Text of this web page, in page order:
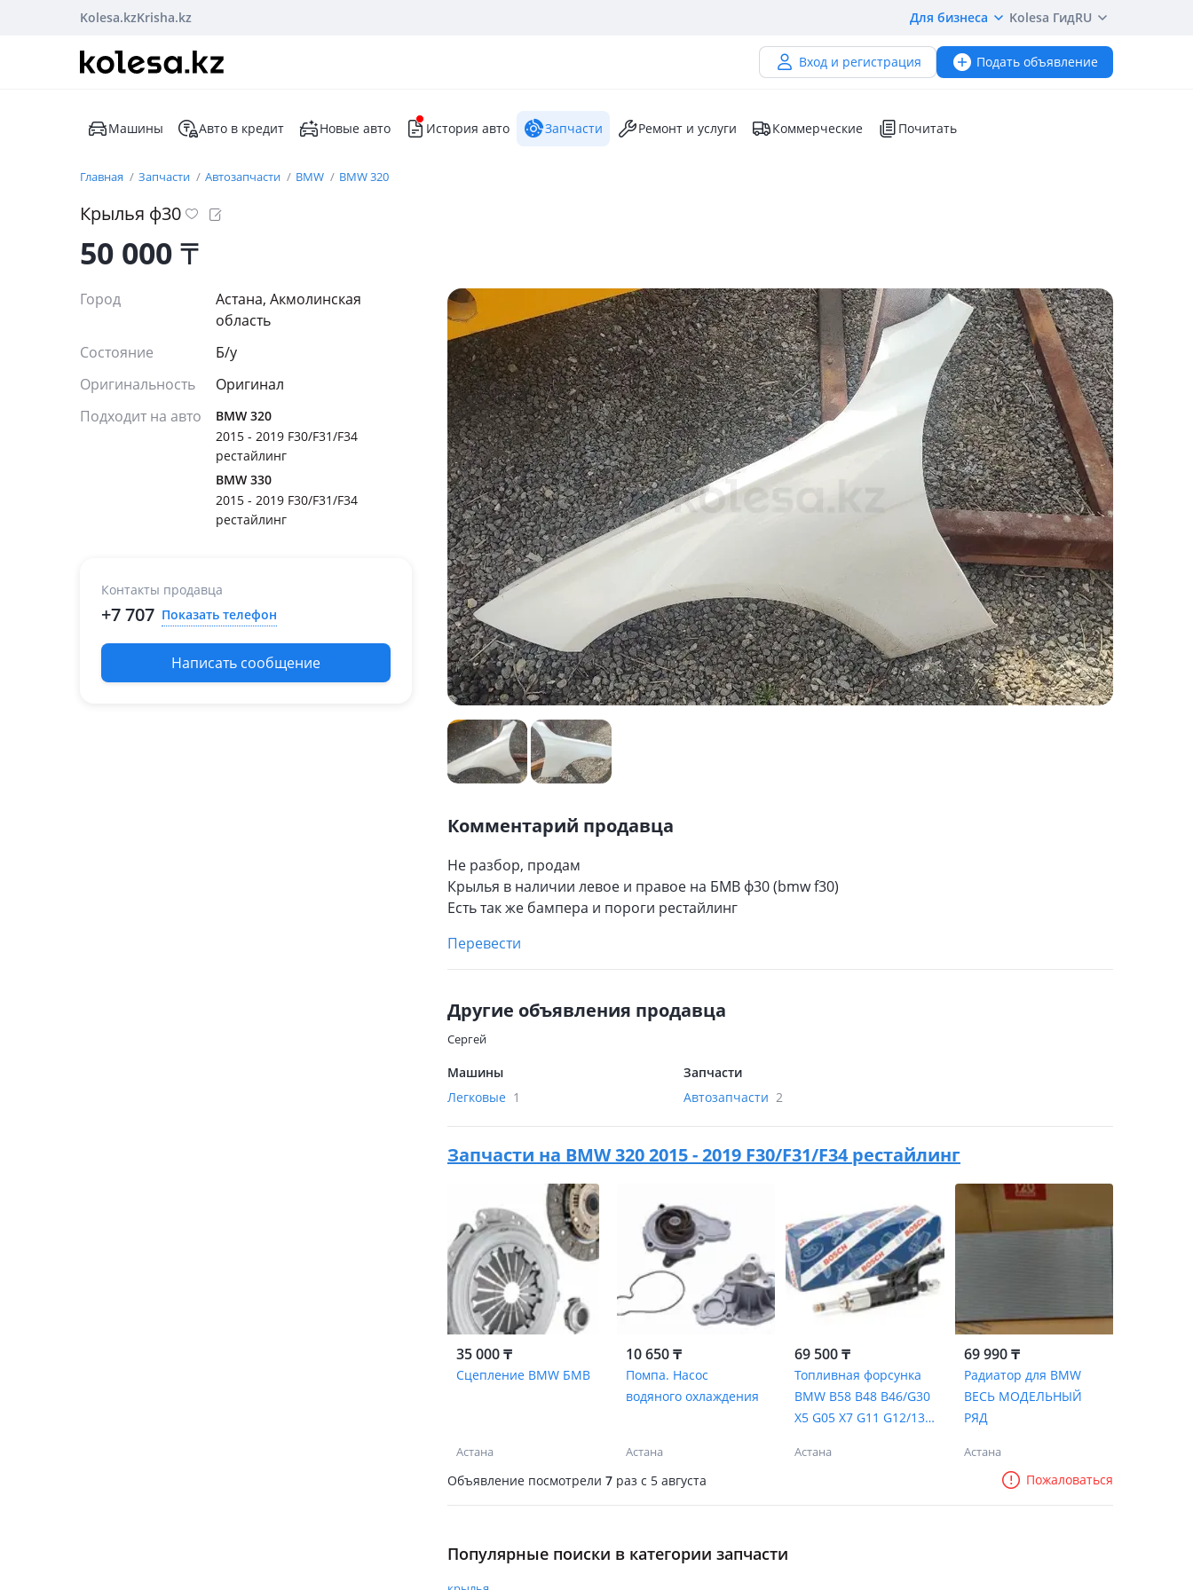
Kolesa.kzKrisha.kz Для бизнеса Kolesa ГидRU
Вход и регистрация Подать объявление
Машины Авто в кредит Новые авто История авто Запчасти Ремонт и услуги Коммерческие Почитать
Главная Запчасти Автозапчасти BMW BMW 320
Крылья ф30
50 000₸
Город
Астана, Акмолинская
область
Состояние
Б/y
Оригинальность
Оригинал
Подходит на авто
BMW 320
2015 - 2019 F30/F31/F34
рестайлинг
BMW 330
2015 - 2019 F30/F31/F34
рестайлинг
Контакты продавца
+7 707 Показать телефон
Написать сообщение
Комментарий продавца
Не разбор, продам
Крылья в наличии левое и правое на БМВ ф30 (bmw f30)
Есть так же бампера и пороги рестайлинг
Перевести
Другие объявления продавца
Сергей
Машины
Легковые 1
Запчасти
Автозапчасти 2
Запчасти на BMW 320 2015 - 2019 F30/F31/F34 рестайлинг
35 000 ₸
Сцепление BMW БМВ
Астана
10 650 ₸
Помпа. Насос
водяного охлаждения
Астана
69 500 ₸
Топливная форсунка
BMW B58 B48 B46/G30
X5 G05 X7 G11 G12/13
Астана
69 990 ₸
Радиатор для BMW
ВЕСЬ МОДЕЛЬНЫЙ
РЯД
Астана
Объявление посмотрели 7 раз c 5 августа Пожаловаться
Популярные поиски в категории запчасти